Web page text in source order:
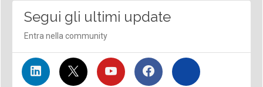
Segui gli ultimi update
Entra nella community